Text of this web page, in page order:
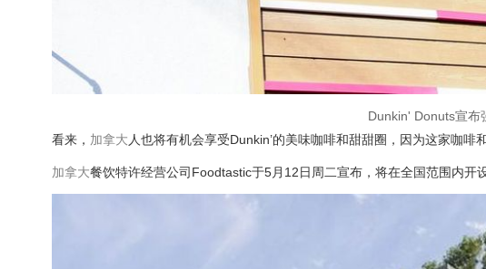
Dunkin' Donuts宣布
看来， 加拿大 人也将有机会享受Dunkin’的美味咖啡和甜甜圈，因为这家咖啡
加拿大餐饮特许经营公司Foodtastic于5月12日周二宣布，将在全国范围内开设